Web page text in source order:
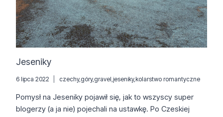
Jeseniky
6 lipca 2022 czechy, góry, gravel jeseniky, kolarstwo romantyczne
Pomysł na Jeseniky pojawił się, jak to wszyscy super
blogerzy (a ja nie) pojechali na ustawkę. Po Czeskiej